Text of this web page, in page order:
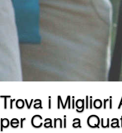
Trova i Migliori
per Cani a